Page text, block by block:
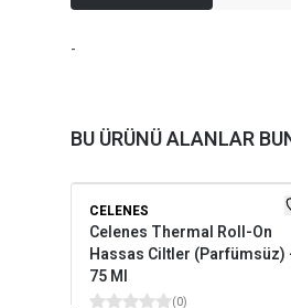
-
BU ÜRÜNÜ ALANLAR
CELENES
Celenes Thermal Roll-On
Hassas Ciltler (Parfümsüz)
75 Ml
(0)